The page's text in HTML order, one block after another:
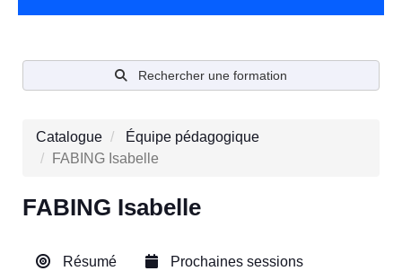
Rechercher une formation
Catalogue
Équipe pédagogique
FABING Isabelle
FABING Isabelle
Résumé Prochaines sessions